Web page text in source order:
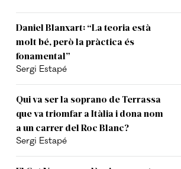
Daniel Blanxart: “La teoria està
molt bé, però la pràctica és
fonamental”
Sergi Estapé
Qui va ser la soprano de Terrassa
que va triomfar a Itàlia i dona nom
a un carrer del Roc Blanc?
Sergi Estapé